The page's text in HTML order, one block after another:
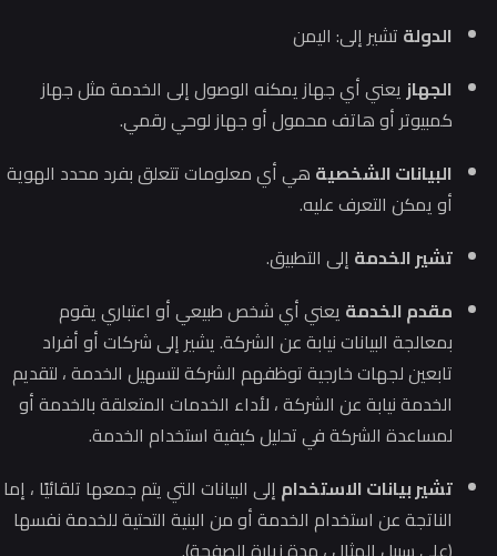
الدولة تشير إلى: اليمن
الجهازيعني أي جهاز يمكنه الوصول إلى الخدمة مثل جهاز
كمبيوتر أو هاتف محمول أو جهاز لوحي رقمي.
البيانات الشخصية هي أي معلومات تتعلق بفرد محدد الهوية
أو يمكن التعرف عليه.
تشير الخدمة إلى التطبيق.
مقدم الخدمة يعني أي شخص طبيعي أو اعتباري يقوم
بمعالجة البيانات نيابة عن الشركة.يشير إلى شركات أو أفراد
تابعين لجهات خارجية توظفهم الشركة لتسهيل الخدمة ، لتقديم
الخدمة نيابة عن الشركة ، لأداء الخدمات المتعلقة بالخدمة أو
لمساعدة الشركة في تحليل كيفية استخدام الخدمة.
تشير بيانات الاستخدام إلى البيانات التي يتم جمعها تلقائيًا ، إما
الناتجة عن استخدام الخدمة أو من البنية التحتية للخدمة نفسها